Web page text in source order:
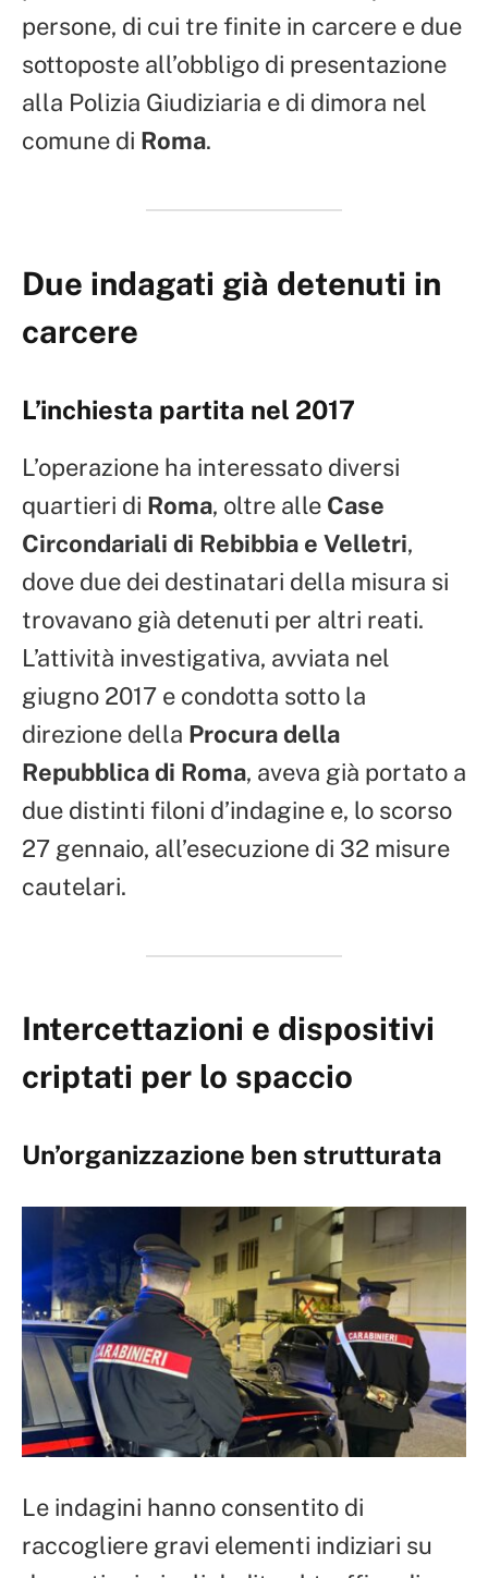
persone, di cui tre finite in carcere e due
sottoposte all’obbligo di presentazione
alla Polizia Giudiziaria e di dimora nel
comune di Roma.
Due indagati già detenuti in
carcere
L’inchiesta partita nel 2017
L’operazione ha interessato diversi
quartieri di Roma, oltre alle Case
Circondariali di Rebibbia e Velletri,
dove due dei destinatari della misura si
trovavano già detenuti per altri reati.
L’attività investigativa, avviata nel
giugno 2017 e condotta sotto la
direzione della Procura della
Repubblica di Roma, aveva già portato a
due distinti filoni d’indagine e, lo scorso
27 gennaio, all’esecuzione di 32 misure
cautelari.
Intercettazioni e dispositivi
criptati per lo spaccio
Un’organizzazione ben strutturata
Le indagini hanno consentito di
raccogliere gravi elementi indiziari su